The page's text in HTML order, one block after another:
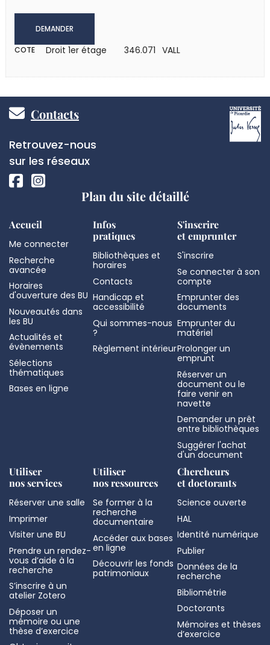
DEMANDER
COTE Droit 1er étage 346.071 VALL
Pied
de
page
Contacts
Réseaux
sociaux
Retrouvez-nous
sur les réseaux
Plan du site détaillé
Accueil
Me connecter
Recherche
avancée
Horaires
d'ouverture des BU
Nouveautés dans
les BU
Actualités et
évènements
Sélections
thématiques
Bases en ligne
Infos
pratiques
Bibliothèques et
horaires
Contacts
Handicap et
accessibilité
Qui sommes-nous
?
Règlement intérieur
S'inscrire
et emprunter
S'inscrire
Se connecter à son
compte
Emprunter des
documents
Emprunter du
matériel
Prolonger un
emprunt
Réserver un
document ou le
faire venir en
navette
Demander un prêt
entre bibliothèques
Suggérer l'achat
d'un document
Utiliser
nos services
Réserver une salle
Imprimer
Visiter une BU
Prendre un rendez-
vous d’aide à la
recherche
S’inscrire à un
atelier Zotero
Déposer un
mémoire ou une
thèse d’exercice
Utiliser
nos ressources
Se former à la
recherche
documentaire
Accéder aux bases
en ligne
Découvrir les fonds
patrimoniaux
Chercheurs
et doctorants
Science ouverte
HAL
Identité numérique
Publier
Données de la
recherche
Bibliométrie
Doctorants
Mémoires et thèses
d’exercice